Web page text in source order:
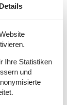
die
wenn
von sowohl
da die
nicht weit
Details
Ihre Statistiken
und